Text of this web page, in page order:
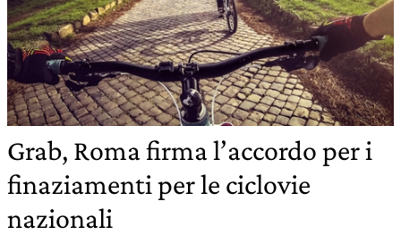
Grab, Roma firma l’accordo per i
finaziamenti per le ciclovie
nazionali